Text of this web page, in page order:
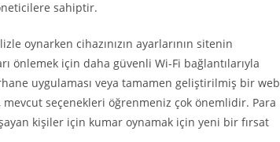
sahiptir.
oynarken cihazınızın ayarlarının sitenin
önlemek için daha güvenli Wi-Fi bağlantılarıyla
uygulaması veya tamamen geliştirilmiş bir web
seçenekleri öğrenmeniz çok önemlidir. Para
kişiler için kumar oynamak için yeni bir fırsat